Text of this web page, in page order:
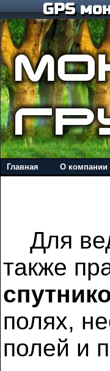
GPS
Главная О компании
Для
также
полях,
полей и